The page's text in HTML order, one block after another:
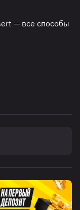
— все способы